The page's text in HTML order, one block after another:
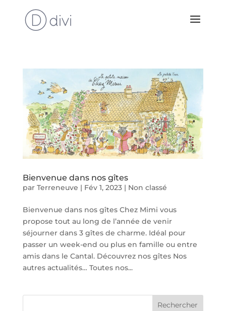
Bienvenue dans nos gîtes
par Terreneuve | Fév 1, 2023| Non classé
Bienvenue dans nos gîtes Chez Mimi vous
propose tout au long de l’année de venir
séjourner dans 3 gîtes de charme. Idéal pour
passer un week-end ou plus en famille ou entre
amis dans le Cantal. Découvrez nos gîtes Nos
autres actualités… Toutes nos...